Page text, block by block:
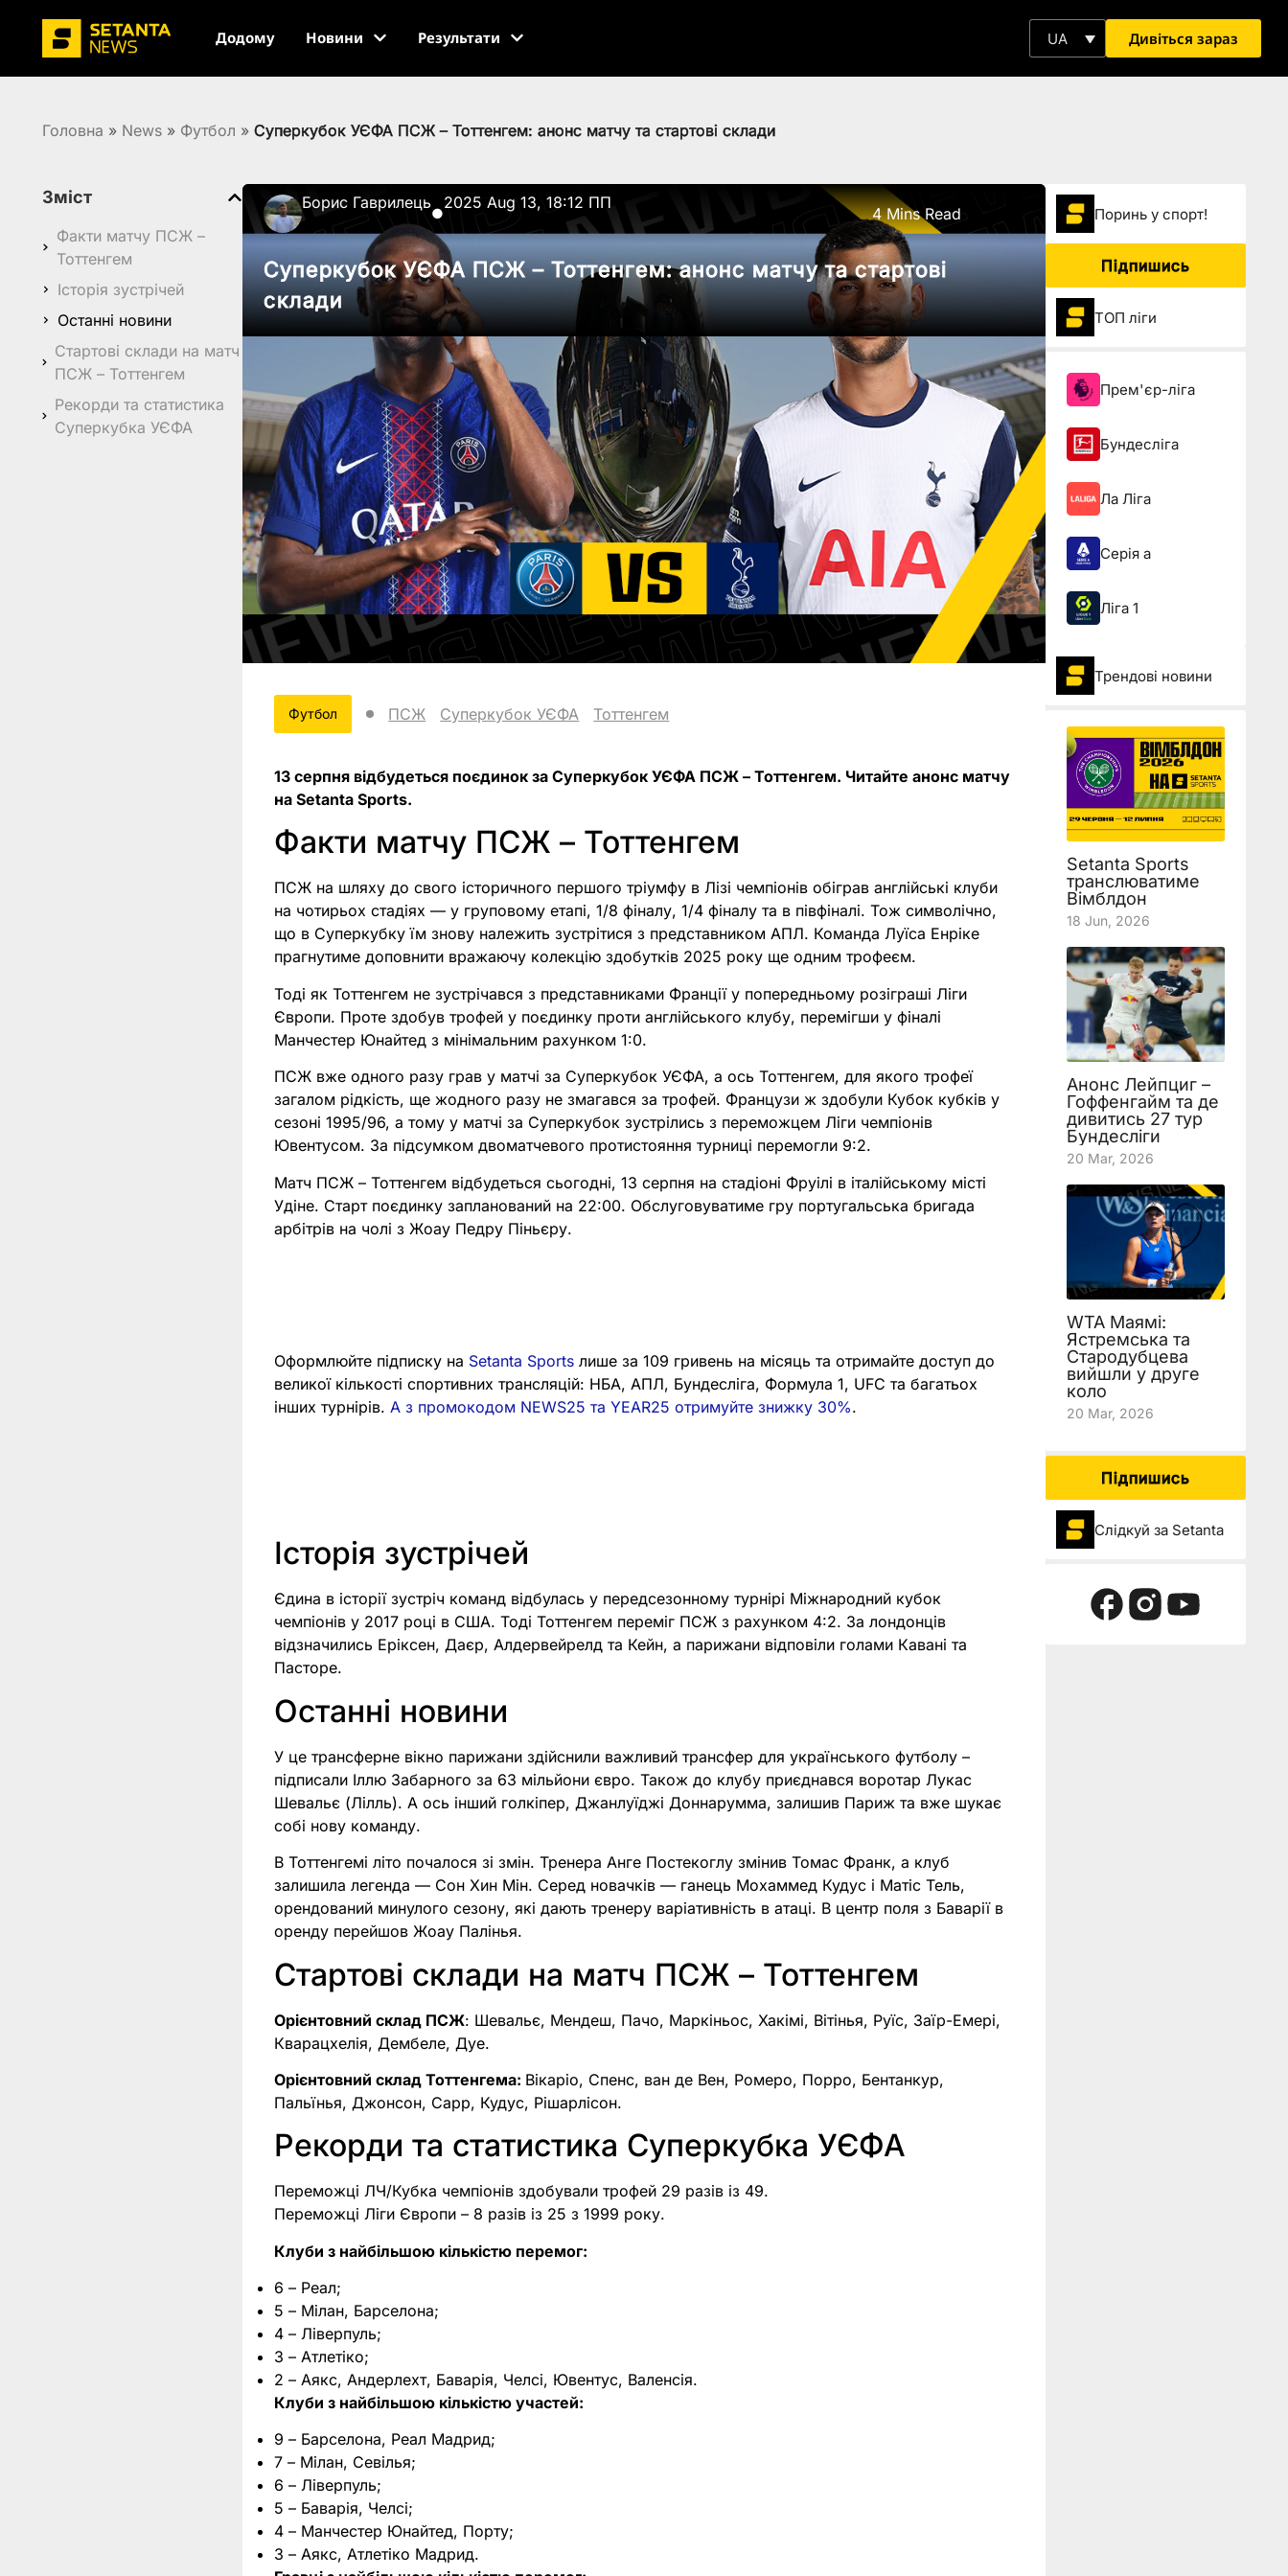
Додому Новини Результати UA Дивіться зараз
Головна » News » Футбол » Суперкубок УЄФА ПСЖ – Тоттенгем: анонс матчу та стартові склади
Зміст
Факти матчу ПСЖ –
Тоттенгем
Історія зустрічей
Останні новини
Стартові склади на матч
ПСЖ – Тоттенгем
Рекорди та статистика
Суперкубка УЄФА
Борис Гаврилець
●
2025 Aug 13, 18:12 ПП
4 Mins Read
Суперкубок УЄФА ПСЖ – Тоттенгем: анонс матчу та стартові
склади
Футбол ПСЖ Суперкубок УЄФА Тоттенгем
13 серпня відбудеться поєдинок за Суперкубок УЄФА ПСЖ – Тоттенгем. Читайте анонс матчу
на Setanta Sports.
Факти матчу ПСЖ – Тоттенгем
ПСЖ на шляху до свого історичного першого тріумфу в Лізі чемпіонів обіграв англійські клуби
на чотирьох стадіях — у груповому етапі, 1/8 фіналу, 1/4 фіналу та в півфіналі. Тож символічно,
що в Суперкубку їм знову належить зустрітися з представником АПЛ. Команда Луїса Енріке
прагнутиме доповнити вражаючу колекцію здобутків 2025 року ще одним трофеєм.
Тоді як Тоттенгем не зустрічався з представниками Франції у попередньому розіграші Ліги
Європи. Проте здобув трофей у поєдинку проти англійського клубу, перемігши у фіналі
Манчестер Юнайтед з мінімальним рахунком 1:0.
ПСЖ вже одного разу грав у матчі за Суперкубок УЄФА, а ось Тоттенгем, для якого трофеї
загалом рідкість, ще жодного разу не змагався за трофей. Французи ж здобули Кубок кубків у
сезоні 1995/96, а тому у матчі за Суперкубок зустрілись з переможцем Ліги чемпіонів
Ювентусом. За підсумком двоматчевого протистояння турниці перемогли 9:2.
Матч ПСЖ – Тоттенгем відбудеться сьогодні, 13 серпня на стадіоні Фруілі в італійському місті
Удіне. Старт поєдинку запланований на 22:00. Обслуговуватиме гру португальська бригада
арбітрів на чолі з Жоау Педру Піньєру.
Оформлюйте підписку на Setanta Sports лише за 109 гривень на місяць та отримайте доступ до
великої кількості спортивних трансляцій: НБА, АПЛ, Бундесліга, Формула 1, UFC та багатьох
інших турнірів. А з промокодом NEWS25 та YEAR25 отримуйте знижку 30%.
Історія зустрічей
Єдина в історії зустріч команд відбулась у передсезонному турнірі Міжнародний кубок
чемпіонів у 2017 році в США. Тоді Тоттенгем переміг ПСЖ з рахунком 4:2. За лондонців
відзначились Еріксен, Даєр, Алдервейрелд та Кейн, а парижани відповіли голами Кавані та
Пасторе.
Останні новини
У це трансферне вікно парижани здійснили важливий трансфер для українського футболу –
підписали Іллю Забарного за 63 мільйони євро. Також до клубу приєднався воротар Лукас
Шевальє (Лілль). А ось інший голкіпер, Джанлуїджі Доннарумма, залишив Париж та вже шукає
собі нову команду.
В Тоттенгемі літо почалося зі змін. Тренера Анге Постекоглу змінив Томас Франк, а клуб
залишила легенда — Сон Хин Мін. Серед новачків — ганець Мохаммед Кудус і Матіс Тель,
орендований минулого сезону, які дають тренеру варіативність в атаці. В центр поля з Баварії в
оренду перейшов Жоау Палінья.
Стартові склади на матч ПСЖ – Тоттенгем
Орієнтовний склад ПСЖ: Шевальє, Мендеш, Пачо, Маркіньос, Хакімі, Вітінья, Руїс, Заїр-Емері,
Кварацхелія, Дембеле, Дуе.
Орієнтовний склад Тоттенгема: Вікаріо, Спенс, ван де Вен, Ромеро, Порро, Бентанкур,
Пальїнья, Джонсон, Сарр, Кудус, Рішарлісон.
Рекорди та статистика Суперкубка УЄФА
Переможці ЛЧ/Кубка чемпіонів здобували трофей 29 разів із 49.
Переможці Ліги Європи – 8 разів із 25 з 1999 року.
Клуби з найбільшою кількістю перемог:
6 – Реал;
5 – Мілан, Барселона;
4 – Ліверпуль;
3 – Атлетіко;
2 – Аякс, Андерлехт, Баварія, Челсі, Ювентус, Валенсія.
Клуби з найбільшою кількістю участей:
9 – Барселона, Реал Мадрид;
7 – Мілан, Севілья;
6 – Ліверпуль;
5 – Баварія, Челсі;
4 – Манчестер Юнайтед, Порту;
3 – Аякс, Атлетіко Мадрид.
Поринь у спорт!
Підпишись
ТОП ліги
Прем'єр-ліга
Бундесліга
Ла Ліга
Серія а
Ліга 1
Трендові новини
Setanta Sports
транслюватиме
Вімблдон
18 Jun, 2026
Анонс Лейпциг –
Гоффенгайм та де
дивитись 27 тур
Бундесліги
20 Mar, 2026
WTA Маямі:
Ястремська та
Стародубцева
вийшли у друге
коло
20 Mar, 2026
Підпишись
Слідкуй за Setanta